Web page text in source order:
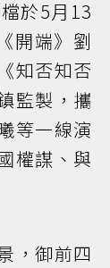
於5月13
開端》劉
知否知否
監製，攜
等一線演
權謀、與
，御前四